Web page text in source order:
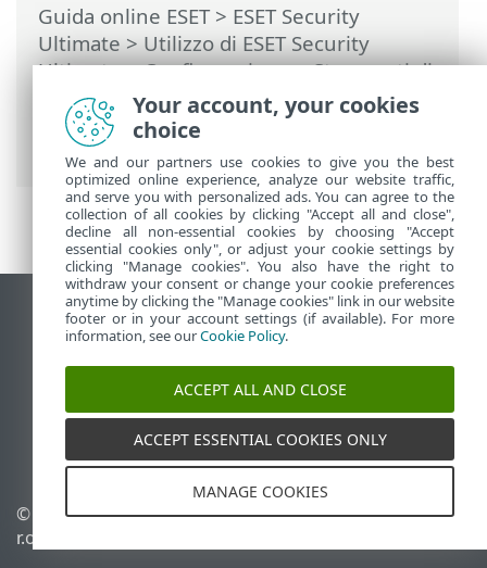
Guida online ESET> ESET Security
Ultimate > Utilizzo di ESET Security
Ultimate>Configurazione>Strumenti di
protezione>Protezione pagamenti
bancari e navigazione
> Notifica
all’interno del browser
Visualizza sito desktop
End of Life
ESET Knowledge Base
ESET Status Portal
Supporto regionale
© 1992 - 2026 ESET, spol. s
r.o. - Tutti i diritti riservati.
Gestisci cookie
Your account, your cookies
choice
We and our partners use cookies to give you the best
optimized online experience, analyze our website traffic,
and serve you with personalized ads. You can agree to the
collection of all cookies by clicking "Accept all and close",
decline all non-essential cookies by choosing "Accept
essential cookies only", or adjust your cookie settings by
clicking "Manage cookies". You also have the right to
withdraw your consent or change your cookie preferences
anytime by clicking the "Manage cookies" link in our website
footer or in your account settings (if available). For more
information, see ourCookie Policy.
ACCEPT ALL AND CLOSE
ACCEPT ESSENTIAL COOKIES ONLY
MANAGE COOKIES